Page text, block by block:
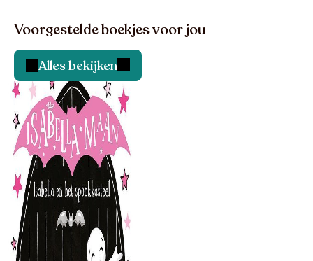
Voorgestelde boekjes voor jou
Alles bekijken